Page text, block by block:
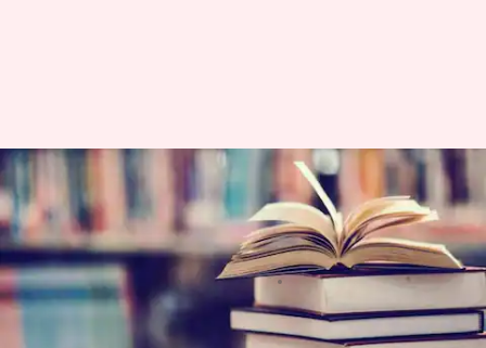
Buku-buku tentang kesedihan
yang dapat membantu Anda
mengatasi rasa kehilangan
menulis Taufiq Al Jufri Feb 29, 2024 12:33 pm